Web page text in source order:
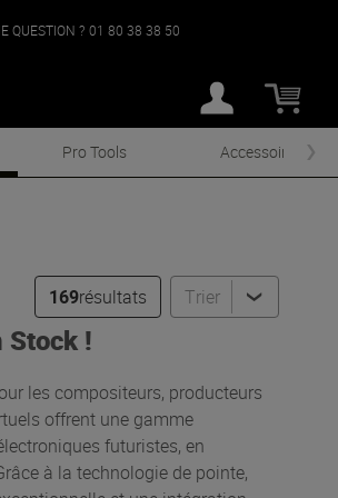
QUESTION ? 01 80 38 38 50
Pro Tools Accessoires
169résultats Trier
!
les compositeurs, producteurs
offrent une gamme
futuristes, en
à la technologie de pointe,